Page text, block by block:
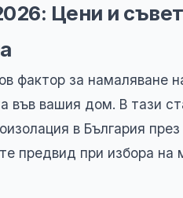
Цени и
фактор за намаляване
във вашия дом. В тази
в България
предвид при избора на